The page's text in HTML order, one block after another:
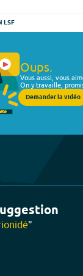
LSF
Oups.
Vous aussi, vous
On y travaille,
Demander la vidéo
"